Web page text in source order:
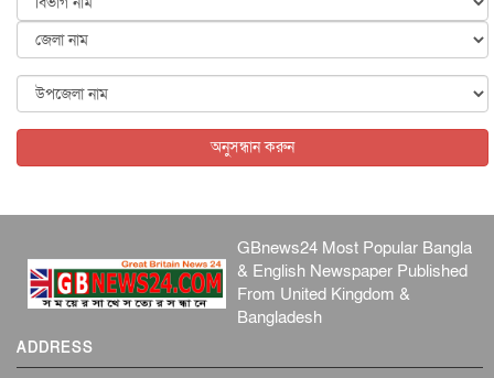
কেনিয়ায় ১৫ হাতির রহস্যজনক মৃত্যু, সন্দেহের মুখে কীটনাশকের
আন্তর্জাতিক ৫ আগস্ট, ২০২৬
অনুসন্ধান করুন
GBnews24 Most Popular Bangla
& English Newspaper Published
From United Kingdom &
Bangladesh
ADDRESS